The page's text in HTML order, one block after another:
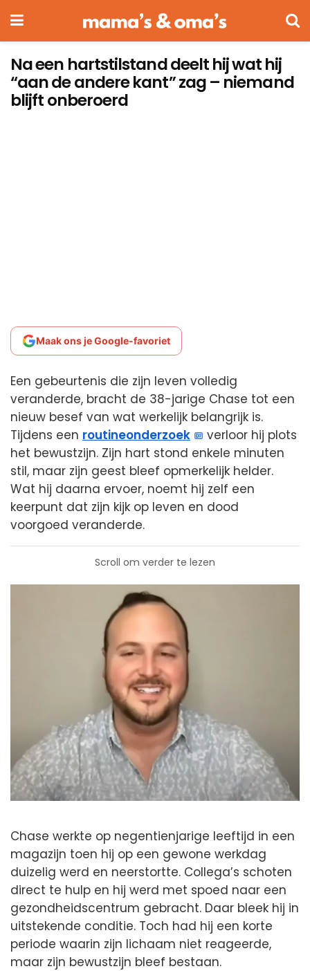
Na een hartstilstand deelt hij wat hij
“aan de andere kant” zag – niemand
blijft onberoerd
Maak ons je Google-favoriet
Een gebeurtenis die zijn leven volledig
veranderde, bracht de 38-jarige Chase tot een
nieuw besef van wat werkelijk belangrijk is.
Tijdens een routineonderzoek
verloor hij plots
het bewustzijn. Zijn hart stond enkele minuten
stil, maar zijn geest bleef opmerkelijk helder.
Wat hij daarna ervoer, noemt hij zelf een
keerpunt dat zijn kijk op leven en dood
voorgoed veranderde.
Scroll om verder te lezen
Chase werkte op negentienjarige leeftijd in een
magazijn toen hij op een gewone werkdag
duizelig werd en neerstortte. Collega’s schoten
direct te hulp en hij werd met spoed naar een
gezondheidscentrum gebracht. Daar bleek hij in
uitstekende conditie. Toch had hij een korte
periode waarin zijn lichaam niet reageerde,
maar zijn bewustzijn bleef bestaan.